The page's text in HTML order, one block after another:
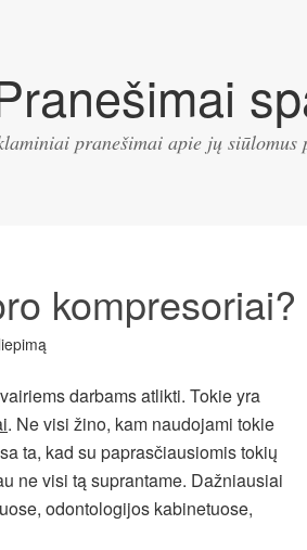
pranešimai apie jų siūlomus
kompresoriai?
darbams atlikti. Tokie yra
. Ne visi žino, kam naudojami tokie
ta, kad su paprasčiausiomis tokių
ne visi tą suprantame. Dažniausiai
odontologijos kabinetuose,